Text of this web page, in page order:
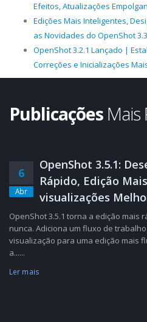
Efeitos, Atualizações
Edições Mais Inteligentes,
as Novidades do OpenShot 3.3
OpenShot 3.2.1 Lançado |
Correções e Inicializações
Publicações Mais
6
Abr
OpenShot 3.5.1:
Rápido, Edição
visualizações
OpenShot 3.5.1 torna a edição mais
nunca. Adiciona um fluxo de
visualização para uma edição mais
a......
Ler mais